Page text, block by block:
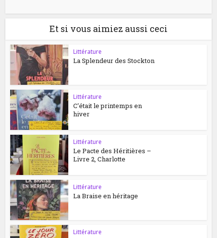
Et si vous aimiez aussi ceci
Littérature
La Splendeur des Stockton
Littérature
C’était le printemps en
hiver
Littérature
Le Pacte des Héritières –
Livre 2, Charlotte
Littérature
La Braise en héritage
Littérature